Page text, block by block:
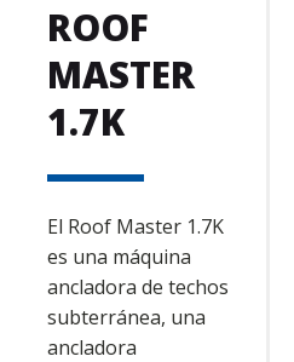
ROOF
MASTER
1.7K
El Roof Master 1.7K
es una máquina
ancladora de techos
subterránea, una
ancladora